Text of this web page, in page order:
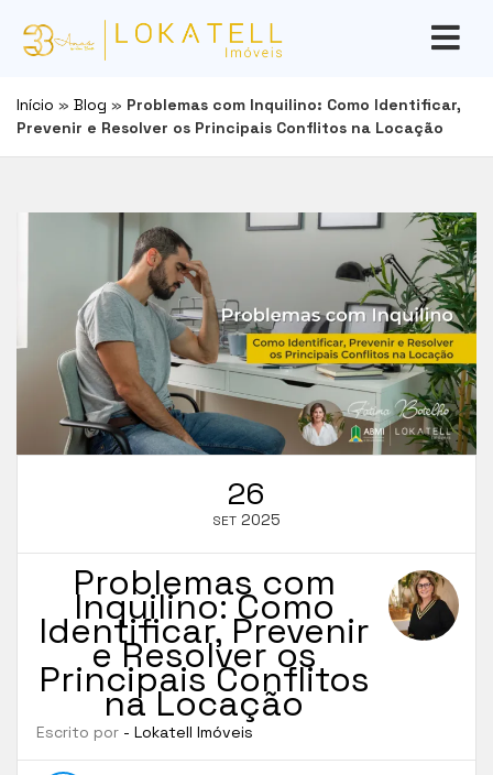
Início » Blog » Problemas com Inquilino: Como Identificar,
Prevenir e Resolver os Principais Conflitos na Locação
26
SET 2025
Problemas com
Inquilino: Como
Identificar, Prevenir
e Resolver os
Principais Conflitos
na Locação
Escrito por - Lokatell Imóveis